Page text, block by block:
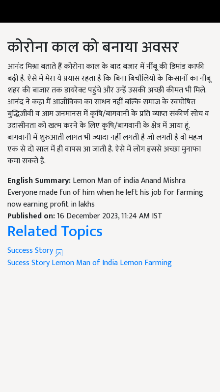
कोरोना काल को बनाया अवसर
आनंद मिश्रा बताते हैं कोरोना काल के बाद बजार में नींबू की डिमांड काफी
बढ़ी है. ऐसे में मेरा ये प्रयास रहता है कि बिना बिचौलियों के किसानों का नींबू
शहर की बाजार तक डायरेक्‍ट पहुंचे और उन्हें उसकी अच्छी कीमत भी मिले.
आनंद ने कहा मैं आजीविका का साधन नहीं बल्कि समाज के स्वघोषित
बुद्धिजीवी व आम जनमानस में कृषि/बागवानी के प्रति व्याप्त संकीर्ण सोच व
उदासीनता को खत्‍म करने के लिए कृषि/बागवानी के क्षेत्र में आया हूं.
बागवानी में शुरुआती लागत भी ज्यादा नहीं लगती है जो लगती है वो महज
एक से दो साल में ही वापस आ जाती है. ऐसे में लोग इससे अच्छा मुनाफा
कमा सकते हैं.
English Summary:Lemon Man of india Anand Mishra
Everyone made fun of him when he left his job for farming
now earning profit in lakhs
Published on:16 December 2023, 11:24 AM IST
Related Topics
Success Story
Sucess StoryLemon Man of IndiaLemon Farming